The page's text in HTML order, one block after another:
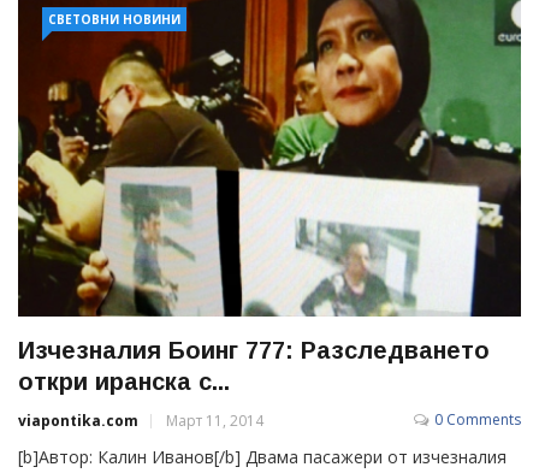
СВЕТОВНИ НОВИНИ
Изчезналия Боинг 777: Разследването
откри иранска с...
viapontika.com Март 11, 2014 0 Comments
[b]Автор: Калин Иванов[/b] Двама пасажери от изчезналия